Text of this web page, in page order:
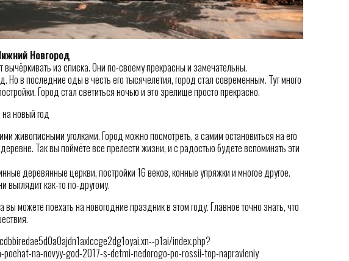
Новгород
вычёркивать из списка. Они по-своему прекрасны и замечательны.
Но в последние оды в честь его тысячелетия, город стал современным. Тут много
Город стал светиться ночью и это зрелище просто прекрасно.
живописными уголками. Город можно посмотреть, а самим остановиться на его
Так вы поймёте все прелести жизни, и с радостью будете вспоминать эти
деревянные церкви, постройки 16 веков, конные упряжки и многое другое.
выглядит как-то по-другому.
вы можете поехать на новогодние праздник в этом году. Главное точно знать, что
p1ai/index.php?
poehat-na-novyy-god-2017-s-detmi-nedorogo-po-rossii-top-napravleniy